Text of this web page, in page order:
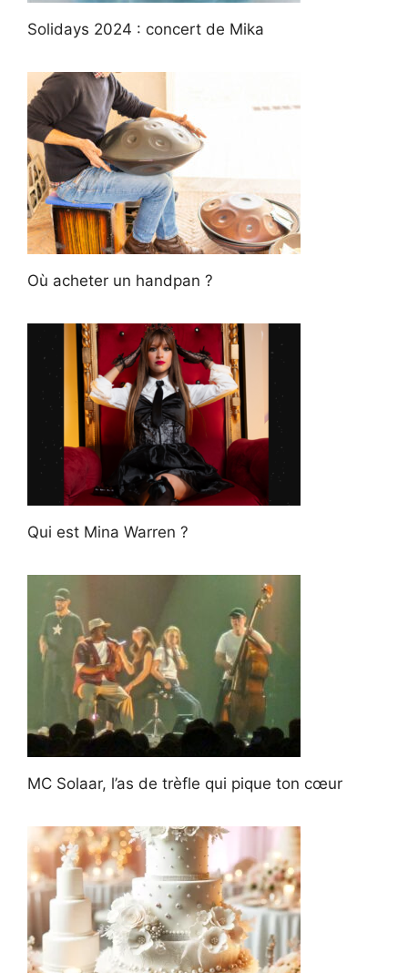
Solidays 2024 : concert de Mika
Où acheter un handpan ?
Qui est Mina Warren ?
MC Solaar, l’as de trèfle qui pique ton cœur